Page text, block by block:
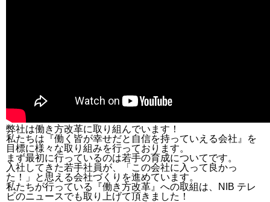
弊社は働き方改革に取り組んでいます！
私たちは『働く皆が幸せだと自信を持っていえる会社』を
目標に様々な取り組みを行っております。
まず最初に行っているのは若手の育成についてです。
入社してきた若手社員が、「この会社に入って良かっ
た！」と思える会社づくりを進めています。
私たちが行っている『働き方改革』への取組は、NIB テレ
ビのニュースでも取り上げて頂きました！